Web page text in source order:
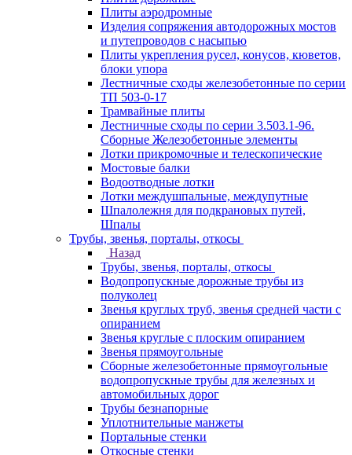
Плиты аэродромные
Изделия сопряжения автодорожных мостов
и путепроводов с насыпью
Плиты укрепления русел, конусов, кюветов,
блоки упора
Лестничные сходы железобетонные по серии
ТП 503-0-17
Трамвайные плиты
Лестничные сходы по серии 3.503.1-96.
Сборные Железобетонные элементы
Лотки прикромочные и телескопические
Мостовые балки
Водоотводные лотки
Лотки междушпальные, междупутные
Шпалолежня для подкрановых путей,
Шпалы
Трубы, звенья, порталы, откосы
Назад
Трубы, звенья, порталы, откосы
Водопропускные дорожные трубы из
полуколец
Звенья круглых труб, звенья средней части с
опиранием
Звенья круглые с плоским опиранием
Звенья прямоугольные
Сборные железобетонные прямоугольные
водопропускные трубы для железных и
автомобильных дорог
Трубы безнапорные
Уплотнительные манжеты
Портальные стенки
Откосные стенки